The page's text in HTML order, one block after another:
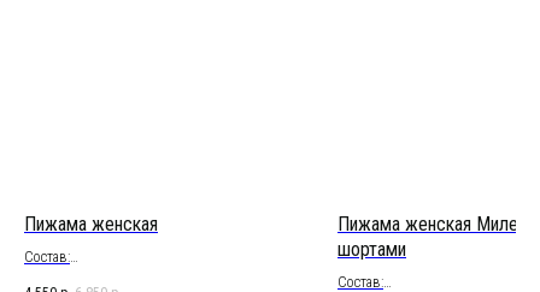
Пижама женская
Состав:
Пижама женская Милена
шортами
Состав: